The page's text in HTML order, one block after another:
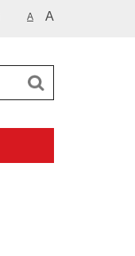
A A